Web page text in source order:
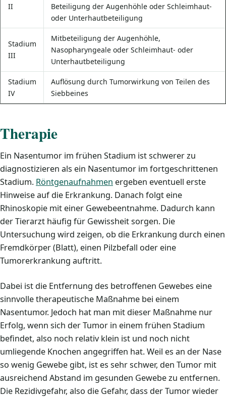
II
Beteiligung der Augenhöhle oder Schleimhaut-
oder Unterhautbeteiligung
Stadium
III
Mitbeteiligung der Augenhöhle,
Nasopharyngeale oder Schleimhaut- oder
Unterhautbeteiligung
Stadium
IV
Auflösung durch Tumorwirkung von Teilen des
Siebbeines
Therapie
Ein Nasentumor im frühen Stadium ist schwerer zu
diagnostizieren als ein Nasentumor im fortgeschrittenen
Stadium. Röntgenaufnahmen ergeben eventuell erste
Hinweise auf die Erkrankung. Danach folgt eine
Rhinoskopie mit einer Gewebeentnahme. Dadurch kann
der Tierarzt häufig für Gewissheit sorgen. Die
Untersuchung wird zeigen, ob die Erkrankung durch einen
Fremdkörper (Blatt), einen Pilzbefall oder eine
Tumorerkrankung auftritt.
Dabei ist die Entfernung des betroffenen Gewebes eine
sinnvolle therapeutische Maßnahme bei einem
Nasentumor. Jedoch hat man mit dieser Maßnahme nur
Erfolg, wenn sich der Tumor in einem frühen Stadium
befindet, also noch relativ klein ist und noch nicht
umliegende Knochen angegriffen hat. Weil es an der Nase
so wenig Gewebe gibt, ist es sehr schwer, den Tumor mit
ausreichend Abstand im gesunden Gewebe zu entfernen.
Die Rezidivgefahr, also die Gefahr, dass der Tumor wieder